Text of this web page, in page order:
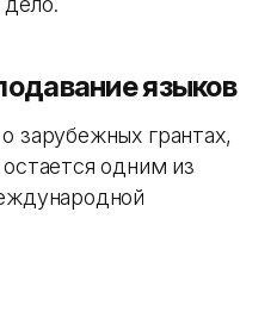
языков
зарубежных грантах,
одним из